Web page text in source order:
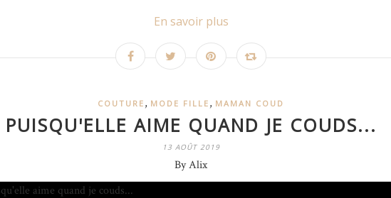
En savoir plus
COUTURE , MODE FILLE , MAMAN COUD
PUISQU'ELLE AIME QUAND JE COUDS...
13 AOÛT 2019
By Alix